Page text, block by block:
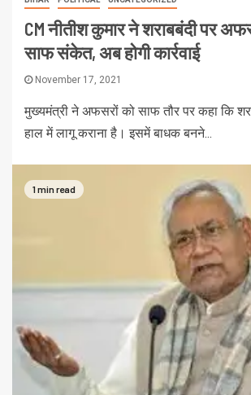
CM नीतीश कुमार ने शराबबंदी पर
साफ संकेत, अब होगी कार्रवाई
November 17, 2021
मुख्‍यमंत्री ने अफसरों को साफ तौर पर कहा कि
हाल में लागू कराना है। इसमें बाधक बनने...
1 min read